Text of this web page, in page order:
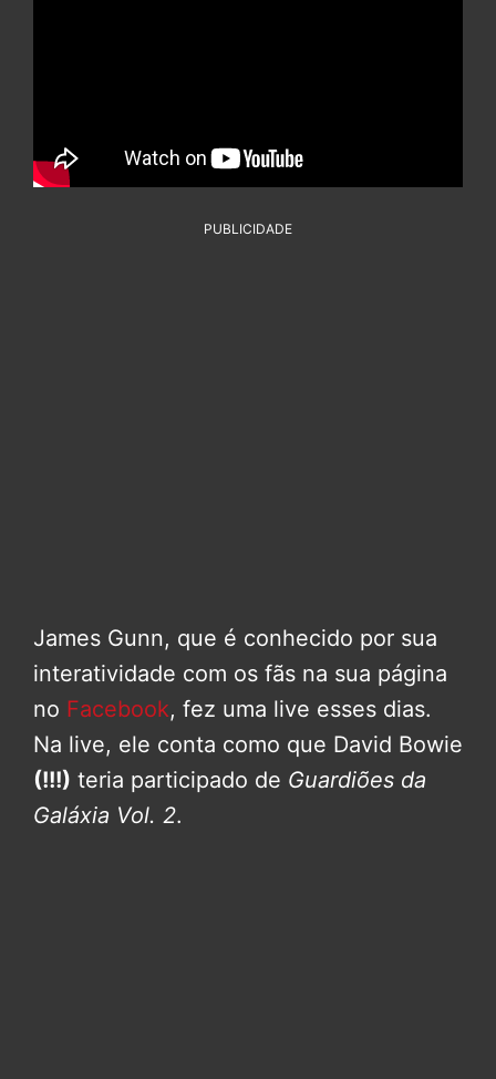
PUBLICIDADE
James Gunn, que é conhecido por sua
interatividade com os fãs na sua página
no Facebook, fez uma live esses dias.
Na live, ele conta como que David Bowie
(!!!) teria participado de Guardiões da
Galáxia Vol. 2.